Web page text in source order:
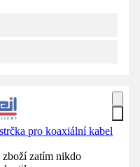
pro koaxiální kabel
zboží zatím nikdo